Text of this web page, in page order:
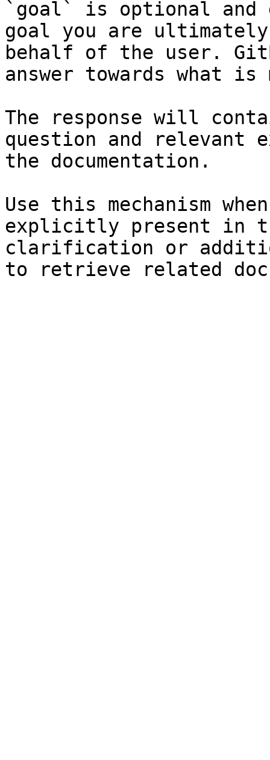
`goal` is optional and
goal you are
behalf of the user.
answer towards what
The response will
question and relevant
the documentation.
Use this mechanism
explicitly present in
clarification or